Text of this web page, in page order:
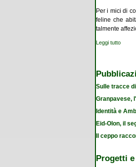
Per i mici di
feline che
talmente
Leggi tutto
Sulle tracce
Granpavese,
Identità e
Eid-Olon, il
Il ceppo
Progetti